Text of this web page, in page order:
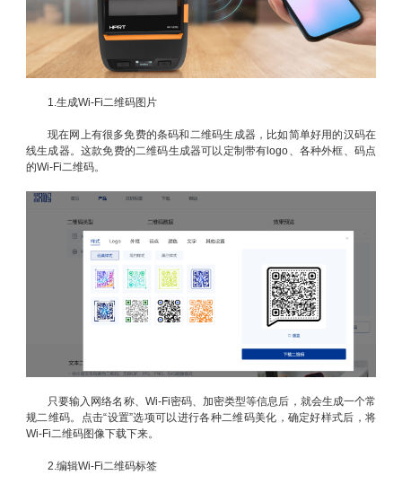
1.生成Wi-Fi二维码图片
现在网上有很多免费的条码和二维码生成器，比如简单好用的汉码在
线生成器。这款免费的二维码生成器可以定制带有logo、各种外框、码点
的Wi-Fi二维码。
只要输入网络名称、Wi-Fi密码、加密类型等信息后，就会生成一个常
规二维码。点击“设置”选项可以进行各种二维码美化，确定好样式后，将
Wi-Fi二维码图像下载下来。
2.编辑Wi-Fi二维码标签